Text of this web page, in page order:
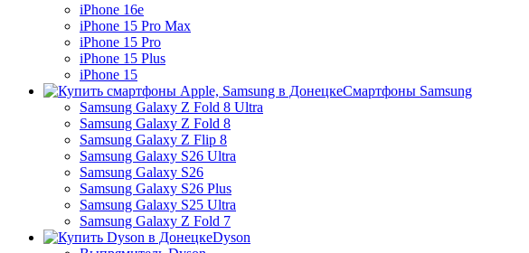
iPhone 16e
iPhone 15 Pro Max
iPhone 15 Pro
iPhone 15 Plus
iPhone 15
Смартфоны Samsung
Samsung Galaxy Z Fold 8 Ultra
Samsung Galaxy Z Fold 8
Samsung Galaxy Z Flip 8
Samsung Galaxy S26 Ultra
Samsung Galaxy S26
Samsung Galaxy S26 Plus
Samsung Galaxy S25 Ultra
Samsung Galaxy Z Fold 7
Dyson